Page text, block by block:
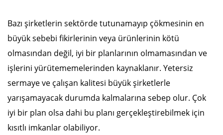
Bazı şirketlerin sektörde tutunamayıp çökmesinin en
büyük sebebi fikirlerinin veya ürünlerinin kötü
olmasından değil, iyi bir planlarının olmamasından ve
işlerini yürütememelerinden kaynaklanır. Yetersiz
sermaye ve çalışan kalitesi büyük şirketlerle
yarışamayacak durumda kalmalarına sebep olur. Çok
iyi bir plan olsa dahi bu planı gerçekleştirebilmek için
kısıtlı imkanlar olabiliyor.